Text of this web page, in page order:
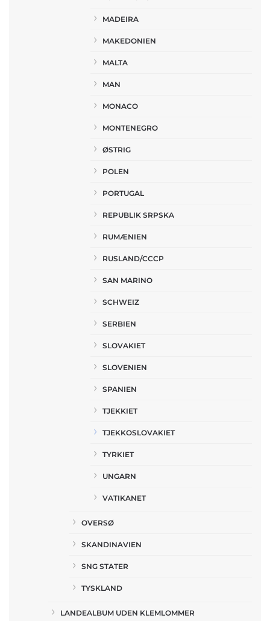
MADEIRA
MAKEDONIEN
MALTA
MAN
MONACO
MONTENEGRO
ØSTRIG
POLEN
PORTUGAL
REPUBLIK SRPSKA
RUMÆNIEN
RUSLAND/CCCP
SAN MARINO
SCHWEIZ
SERBIEN
SLOVAKIET
SLOVENIEN
SPANIEN
TJEKKIET
TJEKKOSLOVAKIET
TYRKIET
UNGARN
VATIKANET
OVERSØ
SKANDINAVIEN
SNG STATER
TYSKLAND
LANDEALBUM UDEN KLEMLOMMER